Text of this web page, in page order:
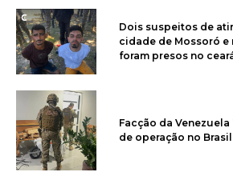
Dois suspeitos de
cidade de Mossoró e
foram presos no
Facção da
de operação no Brasil